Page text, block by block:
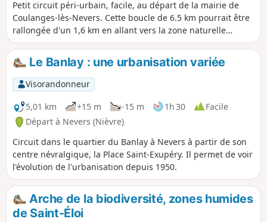
Petit circuit péri-urbain, facile, au départ de la mairie de
Coulanges-lès-Nevers. Cette boucle de 6.5 km pourrait être
rallongée d'un 1,6 km en allant vers la zone naturelle
d'intérêt écologique, faunistique et floristique( ZNIEF) et le
cimetière.
Le Banlay : une urbanisation variée
Visorandonneur
5,01 km
+15 m -15 m 1h 30
Facile
Départ à Nevers (Nièvre)
Circuit dans le quartier du Banlay à Nevers à partir de son
centre névralgique, la Place Saint-Exupéry. Il permet de voir
l'évolution de l'urbanisation depuis 1950.
Arche de la biodiversité, zones humides
de Saint-Éloi